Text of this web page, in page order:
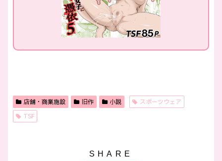
店舗・商業施設 旧作 小説
スポーツウェア
TSF